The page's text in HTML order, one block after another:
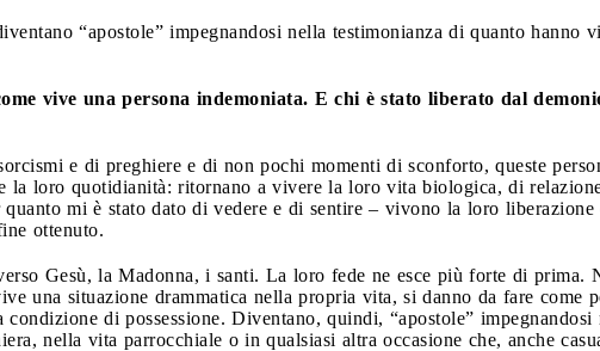
“apostole” impegnandosi nella testimonianza di quanto hanno
vive una persona indemoniata. E chi è stato liberato dal
e di preghiere e di non pochi momenti di sconforto, queste
la loro quotidianità: ritornano a vivere la loro vita biologica, di
mi è stato dato di vedere e di sentire – vivono la loro liberazione
ottenuto.
Gesù, la Madonna, i santi. La loro fede ne esce più forte di prima.
una situazione drammatica nella propria vita, si danno da fare come
di possessione. Diventano, quindi, “apostole” impegnandosi
nella vita parrocchiale o in qualsiasi altra occasione che, anche